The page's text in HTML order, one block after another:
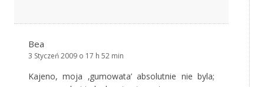
Bea
3 Styczeń 2009 o 17 h 52 min
Kajeno, moja ‚gumowata’ absolutnie nie byla;